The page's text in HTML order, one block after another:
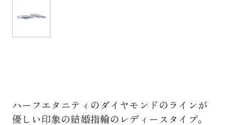
ハーフエタニティのダイヤモンドのラインが
優しい印象の結婚指輪のレディースタイプ。